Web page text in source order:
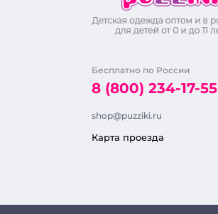
Бесплатно по России
8 (800) 234-17-55
shop@puzziki.ru
Карта проезда